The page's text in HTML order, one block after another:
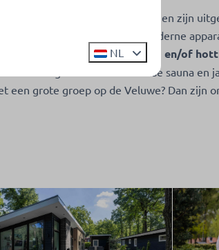
het u aan niets! Onze woningen zijn
en een keuken met moderne
reserveren, compleet met sauna en/of
u kunt genieten van de Finse sauna en
een grote groep op de Veluwe? Dan zijn
NL